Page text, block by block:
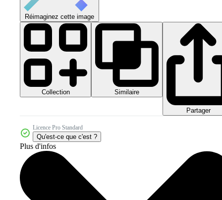
Réimaginez cette image
Collection Similaire
Partager
Licence Pro Standard
Qu'est-ce que c'est ?
Plus d'infos